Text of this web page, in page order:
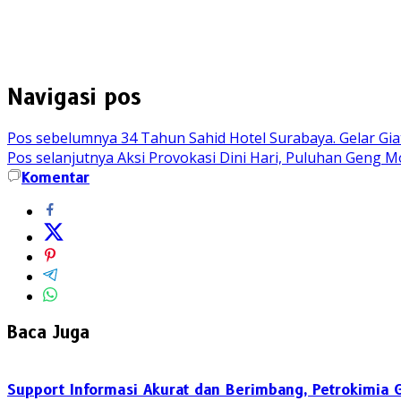
Navigasi pos
Pos sebelumnya 34 Tahun Sahid Hotel Surabaya. Gelar
Pos selanjutnya Aksi Provokasi Dini Hari, Puluhan Geng
Komentar
Baca Juga
Support Informasi Akurat dan Berimbang, Petrokimia